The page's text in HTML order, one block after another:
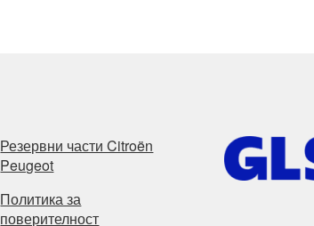
Резервни части Citroën
Peugeot
Политика за
поверителност